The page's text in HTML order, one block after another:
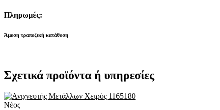
Πληρωμές:
Άμεση τραπεζική κατάθεση
Σχετικά προϊόντα ή υπηρεσίες
Νέος